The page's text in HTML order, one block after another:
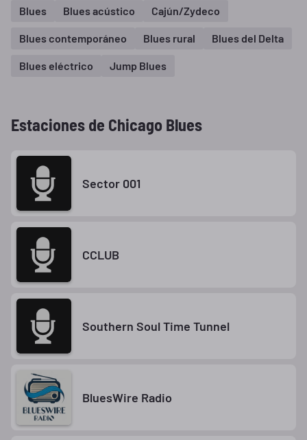
Blues Blues acústico Cajún/Zydeco
Blues contemporáneo Blues rural Blues del Delta
Blues eléctrico Jump Blues
Estaciones de Chicago Blues
Sector 001
CCLUB
Southern Soul Time Tunnel
BluesWire Radio